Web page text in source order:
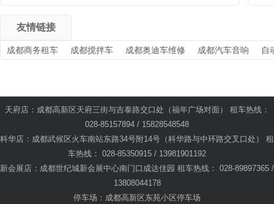
友情链接
成都商务租车 成都搅拌车 成都奥迪车维修 成都汽车音响 自
天府店：成都高新区天府三街与吉泰路交口处（福年广场对面） 租车热线：
028-85157894 / 15828548548
科华店：成都武候区火车南站东路34号附14号（科华路与中环路交叉口处） 租
车热线： 028-85350915 / 13981901192
新会展店：成都世纪城新会展中心南门口成达佳园 租车热线： 028-89897365 /
13808044178
停车场：成都高新区东苑小区停车场